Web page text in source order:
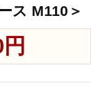
ス M110＞